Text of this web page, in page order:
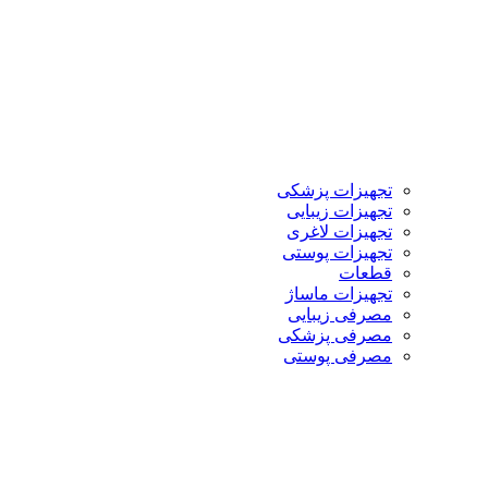
تجهیزات پزشکی
تجهیزات زیبایی
تجهیزات لاغری
تجهیزات پوستی
قطعات
تجهیزات ماساژ
مصرفی زیبایی
مصرفی پزشکی
مصرفی پوستی